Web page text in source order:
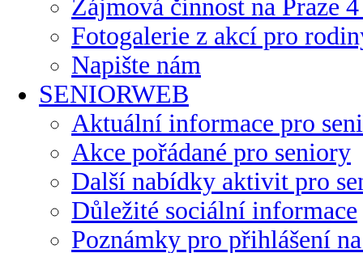
Zájmová činnost na Praze
Fotogalerie z akcí pro
Napište nám
SENIORWEB
Aktuální informace pro
Akce pořádané pro seniory
Další nabídky aktivit pro
Důležité sociální informace
Poznámky pro přihlášení